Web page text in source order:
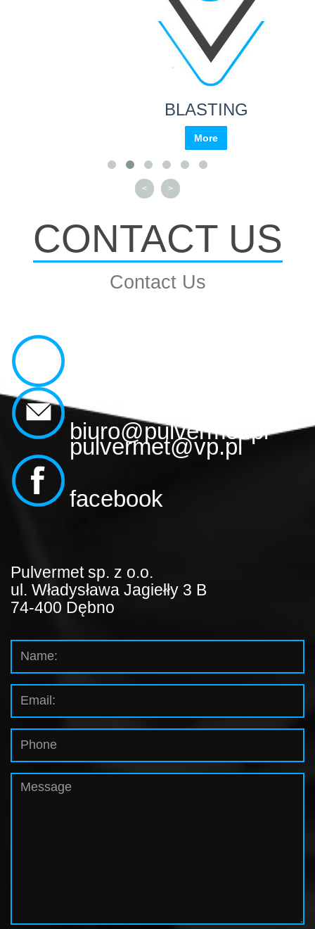
BLASTING
< >
CONTACT US
Contact Us
biuro@pulvermet.pl
pulvermet@vp.pl
facebook
Pulvermet sp. z o.o.
ul. Władysława Jagiełły 3 B
74-400 Dębno